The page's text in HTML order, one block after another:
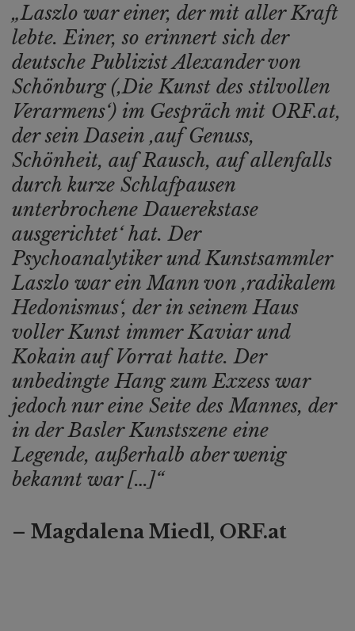
„Laszlo war einer, der mit aller Kraft
lebte. Einer, so erinnert sich der
deutsche Publizist Alexander von
Schönburg (‚Die Kunst des stilvollen
Verarmens‘) im Gespräch mit ORF.at,
der sein Dasein ‚auf Genuss,
Schönheit, auf Rausch, auf allenfalls
durch kurze Schlafpausen
unterbrochene Dauerekstase
ausgerichtet‘ hat. Der
Psychoanalytiker und Kunstsammler
Laszlo war ein Mann von ‚radikalem
Hedonismus‘, der in seinem Haus
voller Kunst immer Kaviar und
Kokain auf Vorrat hatte. Der
unbedingte Hang zum Exzess war
jedoch nur eine Seite des Mannes, der
in der Basler Kunstszene eine
Legende, außerhalb aber wenig
bekannt war […]“
– Magdalena Miedl, ORF.at